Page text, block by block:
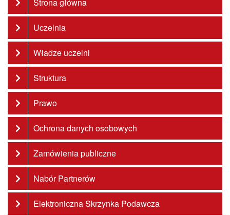
Uczelnia
Władze uczelni
Struktura
Prawo
Ochrona danych osobowych
Zamówienia publiczne
Nabór Partnerów
Elektroniczna Skrzynka Podawcza